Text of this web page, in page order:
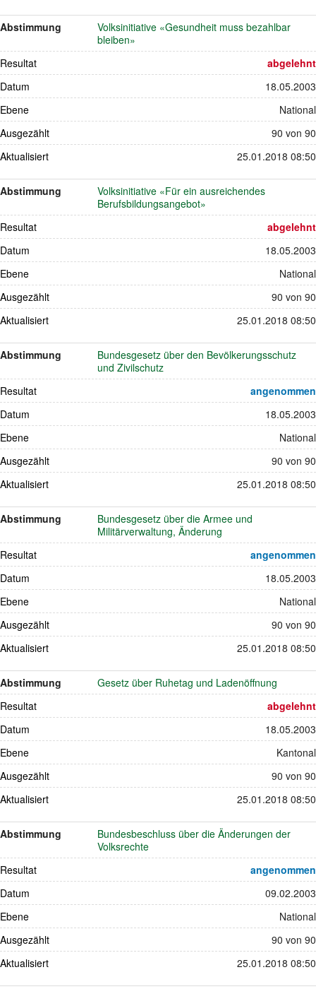
Abstimmung
Volksinitiative «Gesundheit muss bezahlbar
bleiben»
Resultat
abgelehnt
Datum
18.05.2003
Ebene
National
Ausgezählt
90 von 90
Aktualisiert
25.01.2018 08:50
Abstimmung
Volksinitiative «Für ein ausreichendes
Berufsbildungsangebot»
Resultat
abgelehnt
Datum
18.05.2003
Ebene
National
Ausgezählt
90 von 90
Aktualisiert
25.01.2018 08:50
Abstimmung
Bundesgesetz über den Bevölkerungsschutz
und Zivilschutz
Resultat
angenommen
Datum
18.05.2003
Ebene
National
Ausgezählt
90 von 90
Aktualisiert
25.01.2018 08:50
Abstimmung
Bundesgesetz über die Armee und
Militärverwaltung, Änderung
Resultat
angenommen
Datum
18.05.2003
Ebene
National
Ausgezählt
90 von 90
Aktualisiert
25.01.2018 08:50
Abstimmung
Gesetz über Ruhetag und Ladenöffnung
Resultat
abgelehnt
Datum
18.05.2003
Ebene
Kantonal
Ausgezählt
90 von 90
Aktualisiert
25.01.2018 08:50
Abstimmung
Bundesbeschluss über die Änderungen der
Volksrechte
Resultat
angenommen
Datum
09.02.2003
Ebene
National
Ausgezählt
90 von 90
Aktualisiert
25.01.2018 08:50